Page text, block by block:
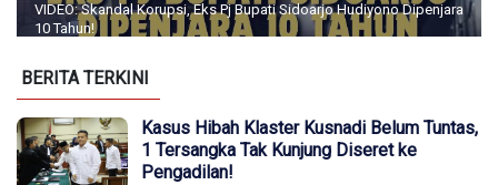
VIDEO: Skandal Korupsi, Eks Pj Bupati Sidoarjo Hudiyono Dipenjara
10 Tahun!
BERITA TERKINI
Kasus Hibah Klaster Kusnadi Belum Tuntas,
1 Tersangka Tak Kunjung Diseret ke
Pengadilan!